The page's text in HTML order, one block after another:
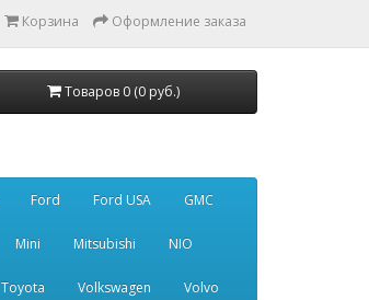
Корзина Оформление заказа
Товаров 0 (0 руб.)
Ford Ford USA GMC
Mini Mitsubishi NIO
Toyota Volkswagen Volvo